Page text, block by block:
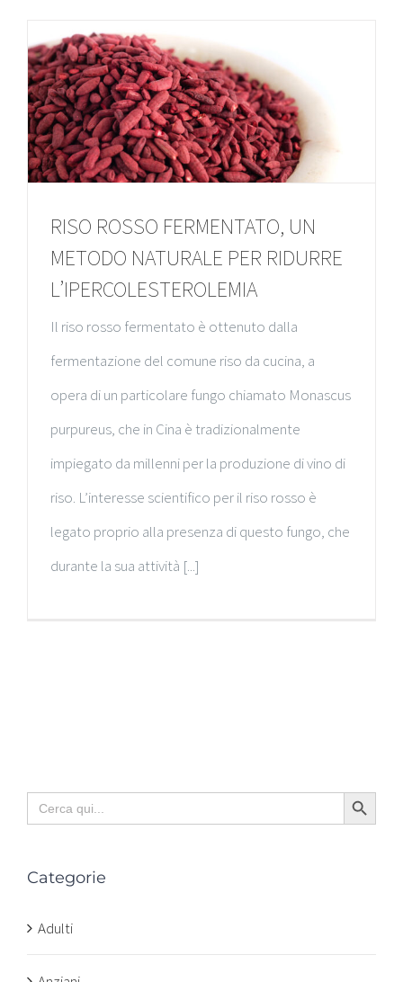
RISO ROSSO FERMENTATO, UN
METODO NATURALE PER RIDURRE
L’IPERCOLESTEROLEMIA
Il riso rosso fermentato è ottenuto dalla
fermentazione del comune riso da cucina, a
opera di un particolare fungo chiamato Monascus
purpureus, che in Cina è tradizionalmente
impiegato da millenni per la produzione di vino di
riso. L’interesse scientifico per il riso rosso è
legato proprio alla presenza di questo fungo, che
durante la sua attività [...]
Search
for:
Search Button
Categorie
Adulti